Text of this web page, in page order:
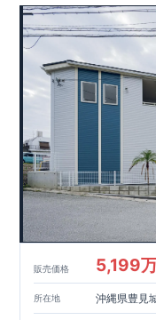
販売価格 5,199
所在地 沖縄県豊見